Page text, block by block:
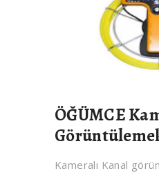
ÖĞÜMCE
Kameralı Kanal